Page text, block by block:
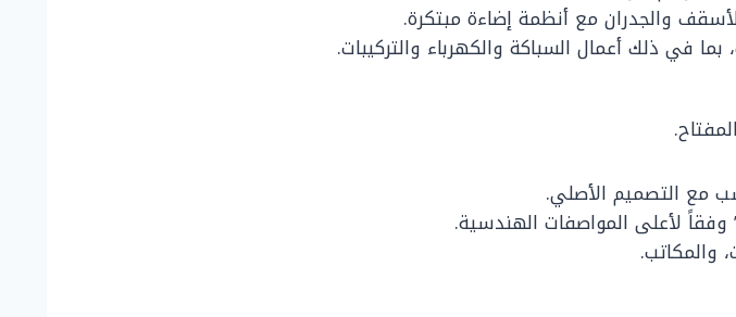
والجدران مع أنظمة إضاءة مبتكرة.
في ذلك أعمال السباكة والكهرباء والتركيبات.
مع التصميم الأصلي.
وفقاً لأعلى المواصفات الهندسية.
والمكاتب.